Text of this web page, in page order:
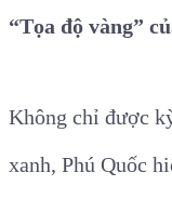
“Tọa độ vàng”
Không chỉ được
xanh, Phú Quốc